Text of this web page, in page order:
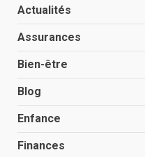
Actualités
Assurances
Bien-être
Blog
Enfance
Finances